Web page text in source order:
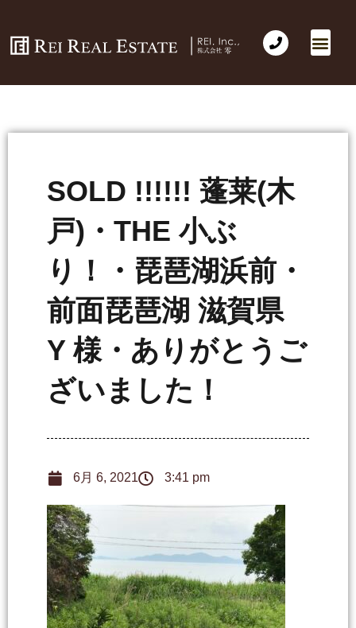
SOLD !!!!!! 蓬莱(木
戸)・THE 小ぶ
り！・琵琶湖浜前・
前面琵琶湖 滋賀県
Y 様・ありがとうご
ざいました！
6月 6, 2021 3:41 pm